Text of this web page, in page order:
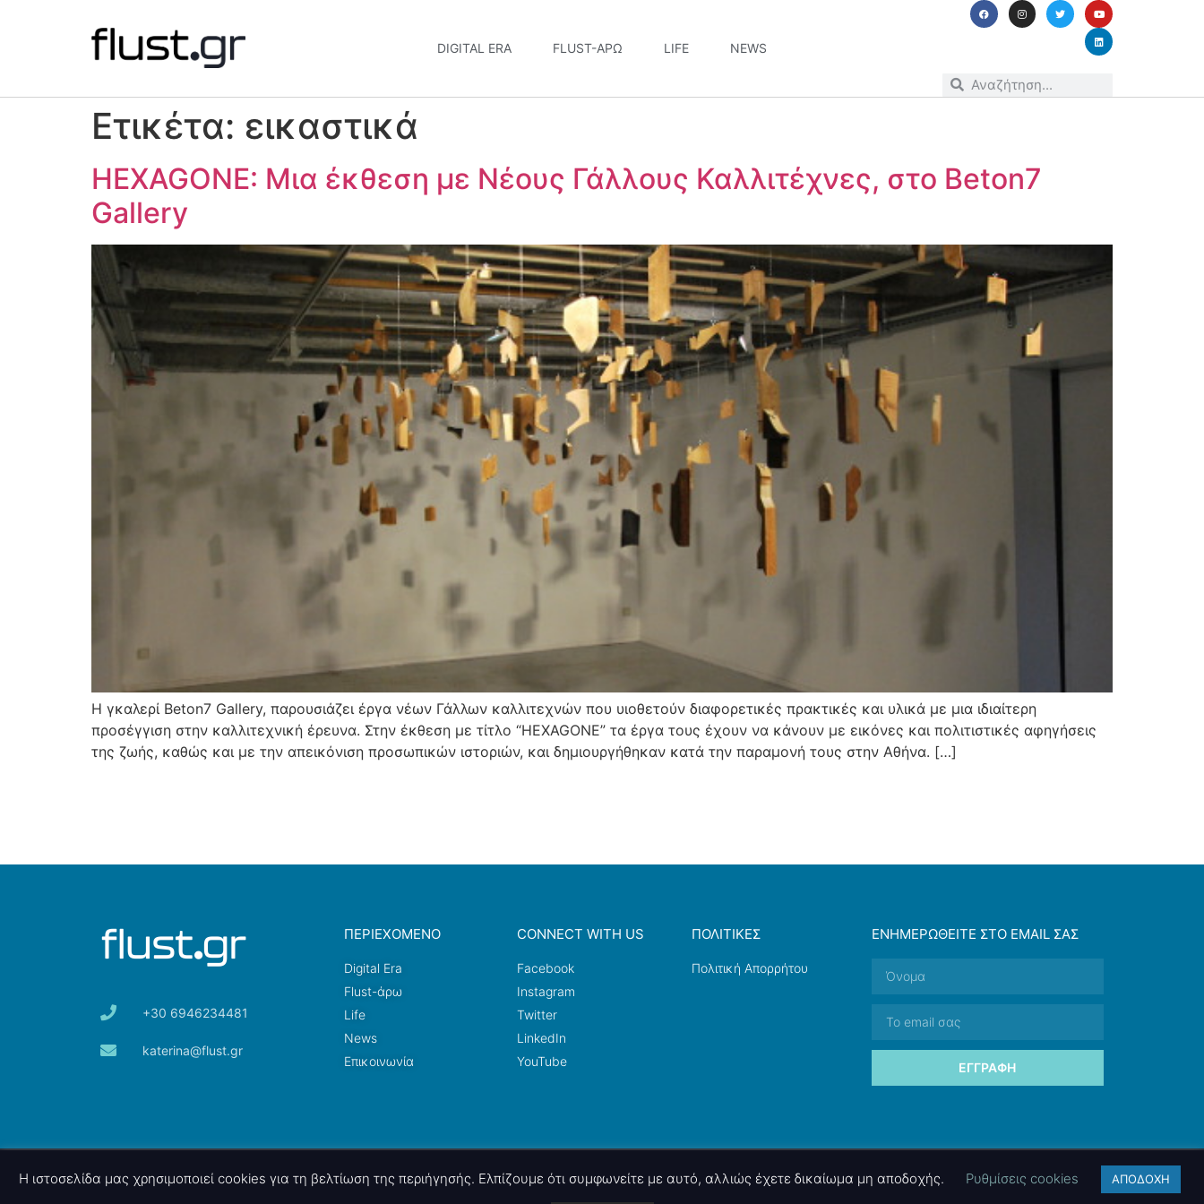
DIGITAL ERA FLUST-ΆΡΩ LIFE NEWS
Ετικέτα: εικαστικά
HEXAGONE: Μια έκθεση με Νέους Γάλλους Καλλιτέχνες, στο Beton7
Gallery
Η γκαλερί Beton7 Gallery, παρουσιάζει έργα νέων Γάλλων καλλιτεχνών που υιοθετούν διαφορετικές πρακτικές και υλικά με μια ιδιαίτερη
προσέγγιση στην καλλιτεχνική έρευνα. Στην έκθεση με τίτλο “HEXAGONE” τα έργα τους έχουν να κάνουν με εικόνες και πολιτιστικές αφηγήσεις
της ζωής, καθώς και με την απεικόνιση προσωπικών ιστοριών, και δημιουργήθηκαν κατά την παραμονή τους στην Αθήνα. […]
+30 6946234481
katerina@flust.gr
ΠΕΡΙΕΧΟΜΕΝΟ
Digital Era
Flust-άρω
Life
News
Επικοινωνία
CONNECT WITH US
Facebook
Instagram
Twitter
LinkedIn
YouTube
ΠΟΛΙΤΙΚΕΣ
Πολιτική Απορρήτου
ΕΝΗΜΕΡΩΘΕΊΤΕ ΣΤΟ EMAIL ΣΑΣ
ΕΓΓΡΑΦΉ
© 2026 nettings, ltd. All rights reserved.
Η ιστοσελίδα μας χρησιμοποιεί cookies για τη βελτίωση της περιήγησής. Ελπίζουμε ότι συμφωνείτε με αυτό, αλλιώς έχετε δικαίωμα μη αποδοχής. Ρυθμίσεις cookies ΑΠΟΔΟΧΗ